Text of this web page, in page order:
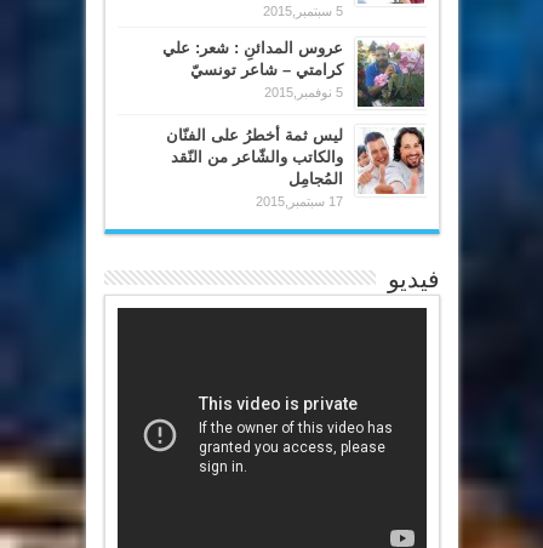
5 سبتمبر,2015
عروس المدائنِ : شعر: علي
كرامتي – شاعر تونسيّ
5 نوفمبر,2015
ليس ثمة أخطرُ على الفنّان
والكاتب والشّاعر من النّقد
المُجامِل
17 سبتمبر,2015
فيديو